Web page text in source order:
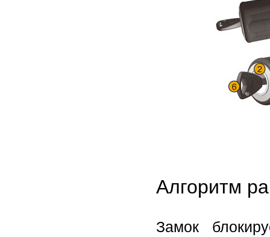
Алгоритм
Замок